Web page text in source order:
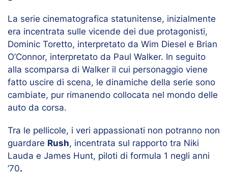
La serie cinematografica statunitense, inizialmente
era incentrata sulle vicende dei due protagonisti,
Dominic Toretto, interpretato da Wim Diesel e Brian
O’Connor, interpretato da Paul Walker. In seguito
alla scomparsa di Walker il cui personaggio viene
fatto uscire di scena, le dinamiche della serie sono
cambiate, pur rimanendo collocata nel mondo delle
auto da corsa.
Tra le pellicole, i veri appassionati non potranno non
guardare Rush, incentrata sul rapporto tra Niki
Lauda e James Hunt, piloti di formula 1 negli anni
’70.